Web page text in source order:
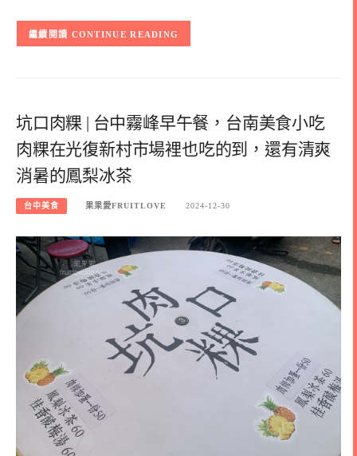
CONTINUE READING
坑口肉粿 | 台中霧峰早午餐，台南美食小吃
肉粿在光復新村市場裡也吃的到，還有清爽
消暑的鳳梨冰茶
台中美食 果果愛FRUITLOVE 2024-12-30